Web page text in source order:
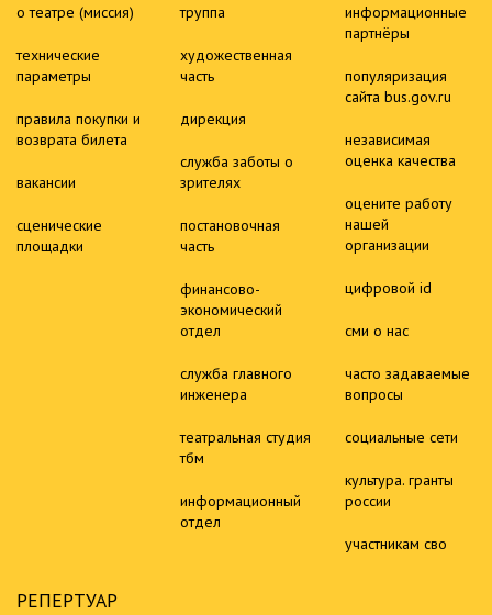
о театре (миссия)
технические
параметры
правила покупки и
возврата билета
вакансии
сценические
площадки
труппа
художественная
часть
дирекция
служба заботы о
зрителях
постановочная
часть
финансово-
экономический
отдел
служба главного
инженера
театральная студия
тбм
информационный
отдел
информационные
партнёры
популяризация
сайта bus.gov.ru
независимая
оценка качества
оцените работу
нашей
организации
цифровой id
сми о нас
часто задаваемые
вопросы
социальные сети
культура. гранты
россии
участникам сво
РЕПЕРТУАР